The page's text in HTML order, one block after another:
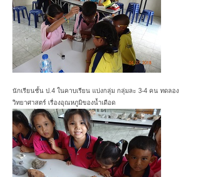
นักเรียนชั้น ป.4 ในคาบเรียน แบ่งกลุ่ม กลุ่มละ 3-4 คน ทดลอง
วิทยาศาสตร์ เรื่องอุณหภูมิของน้ำเดือด